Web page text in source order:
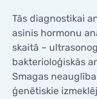
Tās diagnostikai
asinis hormonu
skaitā –
bakterioloģiskās
Smagas
ģenētiskie